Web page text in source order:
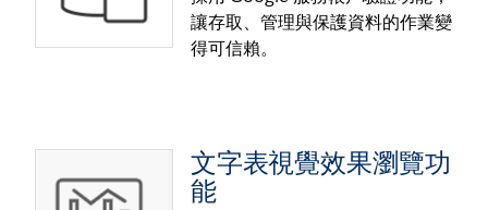
在 Tableau Prep 中選取標頭與起始列
提供輸入設定資料預覽及明確設定標頭與資料起始列
的功能，使用者能確實掌控 Excel 資料。
讓存取、管理與保護資料的作業變
得可信賴。
文字表視覺效果瀏覽功
能